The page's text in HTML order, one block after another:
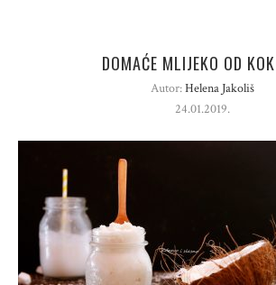
DOMAĆE MLIJEKO OD
Autor:Helena Jakoliš
24.01.2019.